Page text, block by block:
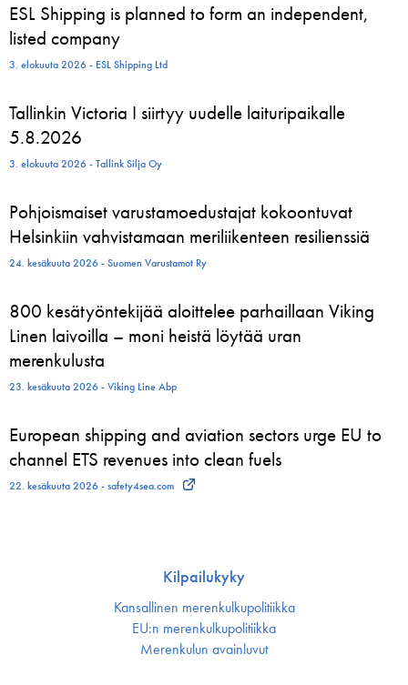
ESL Shipping is planned to form an independent,
listed company
3. elokuuta 2026 - ESL Shipping Ltd
Tallinkin Victoria I siirtyy uudelle laituripaikalle
5.8.2026
3. elokuuta 2026 - Tallink Silja Oy
Pohjoismaiset varustamoedustajat kokoontuvat
Helsinkiin vahvistamaan meriliikenteen resilienssiä
24. kesäkuuta 2026 - Suomen Varustamot Ry
800 kesätyöntekijää aloittelee parhaillaan Viking
Linen laivoilla – moni heistä löytää uran
merenkulusta
23. kesäkuuta 2026 - Viking Line Abp
European shipping and aviation sectors urge EU to
channel ETS revenues into clean fuels
22. kesäkuuta 2026 - safety4sea.com
Kilpailukyky
Kansallinen merenkulku­politiikka
EU:n merenkulku­politiikka
Merenkulun avainluvut